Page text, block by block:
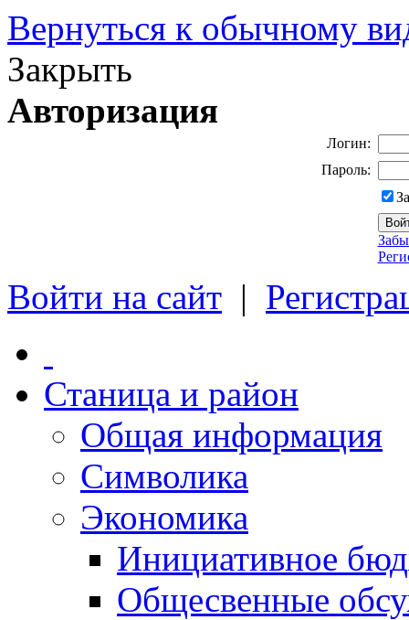
Вернуться к обычному
Закрыть
Авторизация
Логин:
Пароль:
Войти на сайт |
Станица и район
Общая информация
Символика
Экономика
Инициативное
Общесвенные